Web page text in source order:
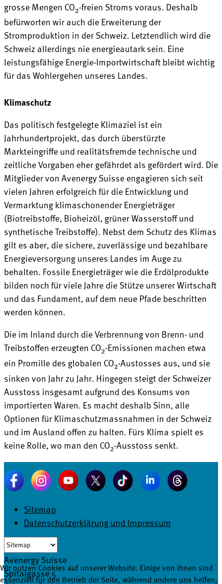
grosse Mengen CO2-freien Stroms voraus. Deshalb
befürworten wir auch die Erweiterung der
Stromproduktion in der Schweiz. Letztendlich wird die
Schweiz allerdings nie energieautark sein. Eine
leistungsfähige Energie-Importwirtschaft bleibt wichtig
für das Wohlergehen unseres Landes.
Klimaschutz
Das politisch festgelegte Klimaziel ist ein
Jahrhundertprojekt, das durch überstürzte
Markteingriffe und realitätsfremde technische und
zeitliche Vorgaben eher gefährdet als gefördert wird. Die
Mitglieder von Avenergy Suisse engagieren sich seit
vielen Jahren erfolgreich für die Entwicklung und
Vermarktung klimaschonender Energieträger
(Biotreibstoffe, Bioheizöl, grüner Wasserstoff und
synthetische Treibstoffe). Nebst dem Schutz des Klimas
gilt es aber, die sichere, zuverlässige und bezahlbare
Energieversorgung unseres Landes im Auge zu
behalten. Fossile Energieträger wie die Erdölprodukte
bilden noch für viele Jahre die Stütze unserer Wirtschaft
und das Fundament, auf dem neue Pfade beschritten
werden können.
Die im Inland durch die Verbrennung von Brenn- und
Treibstoffen erzeugten CO2-Emissionen machen etwa
ein Promille des globalen CO2-Austosses aus, und sie
sinken von Jahr zu Jahr. Hingegen steigt der Schweizer
Ausstoss insgesamt aufgrund des Konsums von
importierten Waren. Es macht deshalb Sinn, alle
Optionen für Klimaschutzmassnahmen in der Schweiz
und im Ausland offen zu halten. Fürs Klima spielt es
keine Rolle, wo man den CO2-Ausstoss senkt.
Sitemap
Datenschutzerklärung und Impressum
Avenergy Suisse
Spitalgasse 5
Wir nutzen Cookies auf unserer Website. Einige von ihnen sind
essenziell für den Betrieb der Seite, während andere uns helfen,